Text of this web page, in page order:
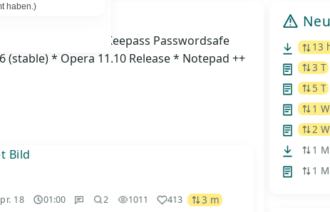
Liebe
Skype 5.3.32.111 * Keepass Passwordsafe
(stable) * Opera 11.10 Release * Notepad ++
18 01:00 2 1011 413 3 m
13
3 T
5 T
1 W
2 W
1 M
1 M
haben.)